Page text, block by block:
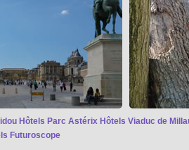
Hôtels Parc Astérix Hôtels Viaduc de
Futuroscope